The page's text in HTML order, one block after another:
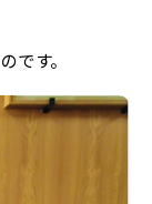
です。